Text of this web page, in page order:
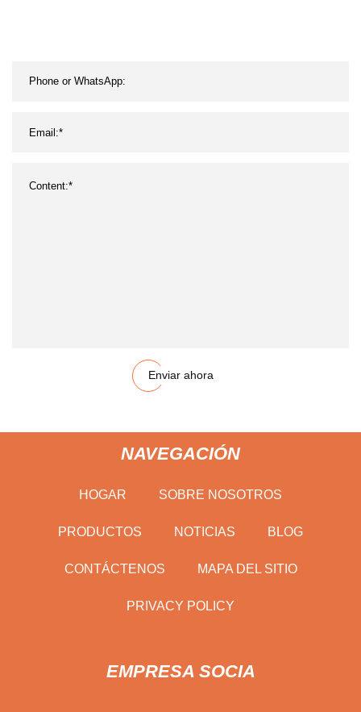
Enviar ahora
NAVEGACIÓN
HOGAR SOBRE NOSOTROS
PRODUCTOS NOTICIAS BLOG
CONTÁCTENOS MAPA DEL SITIO
PRIVACY POLICY
EMPRESA SOCIA